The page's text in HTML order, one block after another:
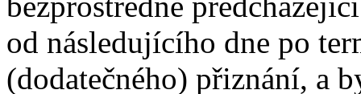
od následujícího dne po
(dodatečného) přiznání, a